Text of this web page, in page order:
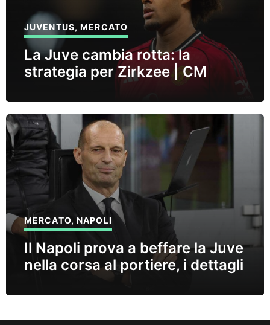
JUVENTUS,MERCATO
La Juve cambia rotta: la
strategia per Zirkzee | CM
MERCATO, NAPOLI
Il Napoli prova a beffare la Juve
nella corsa al portiere, i dettagli